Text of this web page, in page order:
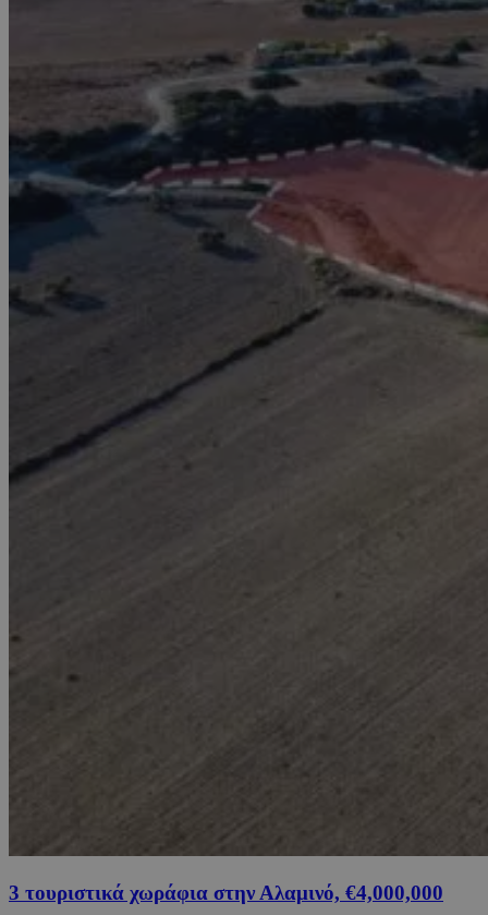
3 τουριστικά χωράφια στην Αλαμινό, €4,000,000